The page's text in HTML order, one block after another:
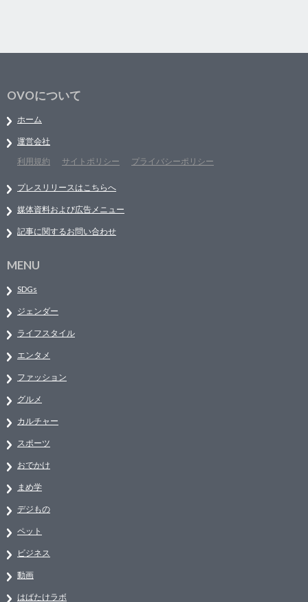
OVOについて
ホーム
運営会社
利用規約
サイトポリシー プライバシーポリシー
プレスリリースはこちらへ
媒体資料および広告メニュー
記事に関するお問い合わせ
MENU
SDGs
ジェンダー
ライフスタイル
エンタメ
ファッション
グルメ
カルチャー
スポーツ
おでかけ
まめ学
デジもの
ペット
ビジネス
動画
はばたけラボ